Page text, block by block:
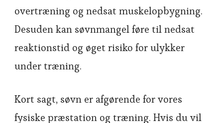
overtræning og nedsat muskelopbygning.
Desuden kan søvnmangel føre til nedsat
reaktionstid og øget risiko for ulykker
under træning.
Kort sagt, søvn er afgørende for vores
fysiske præstation og træning. Hvis du vil